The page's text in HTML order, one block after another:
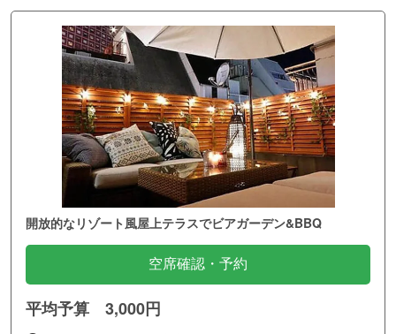
開放的なリゾート風屋上テラスでビアガーデン&BBQ
空席確認・予約
平均予算 3,000円